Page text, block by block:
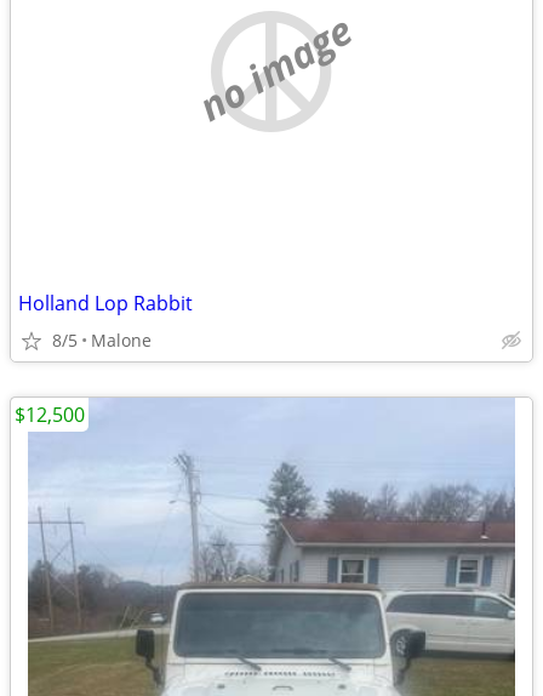
no image
Holland Lop Rabbit
8/5 Malone
$12,500